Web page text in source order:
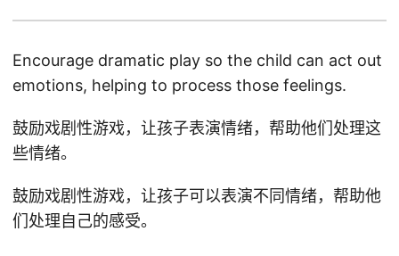
Encourage dramatic play so the child can act out
emotions, helping to process those feelings.
鼓励戏剧性游戏，让孩子表演情绪，帮助他们处理这
些情绪。
鼓励戏剧性游戏，让孩子可以表演不同情绪，帮助他
们处理自己的感受。